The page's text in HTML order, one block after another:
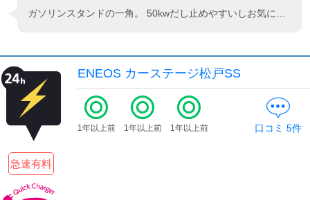
ENEOS カーステージ松戸SS
急速有料
1年以上前 1年以上前 1年以上前 口コミ 5件